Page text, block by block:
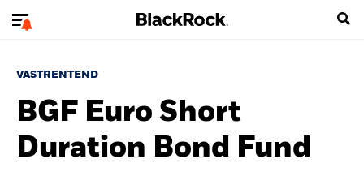
VASTRENTEND
BGF Euro Short
Duration Bond Fund